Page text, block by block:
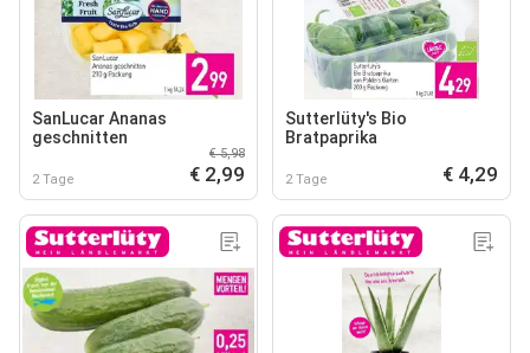
SanLucar Ananas
geschnitten
2 Tage
€ 5,98
€ 2,99
Sutterlüty's Bio
Bratpaprika
2 Tage € 4,29